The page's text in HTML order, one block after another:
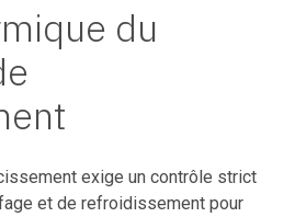
du
exige un contrôle strict
et de refroidissement pour